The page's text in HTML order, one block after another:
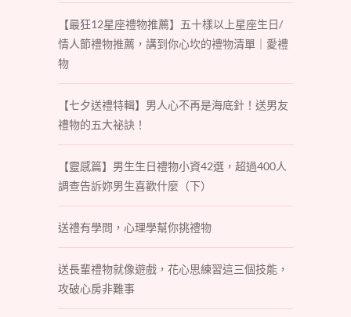
【最狂12星座禮物推薦】五十樣以上星座生日/
情人節禮物推薦，講到你心坎的禮物清單｜愛禮
物
【七夕送禮特輯】男人心不再是海底針！送男友
禮物的五大祕訣！
【靈感篇】男生生日禮物小資42選，超過400人
調查告訴妳男生喜歡什麼（下）
送禮有學問，心理學幫你挑禮物
送長輩禮物就像遊戲，花心思練習這三個技能，
攻破心房非難事